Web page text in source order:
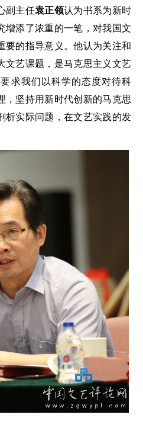
副主任袁正领认为书系为新时
增添了浓重的一笔，对我国文
要的指导意义。他认为关注和
文艺课题，是马克思主义文艺
求我们以科学的态度对待科
，坚持用新时代创新的马克思
析实际问题，在文艺实践的发